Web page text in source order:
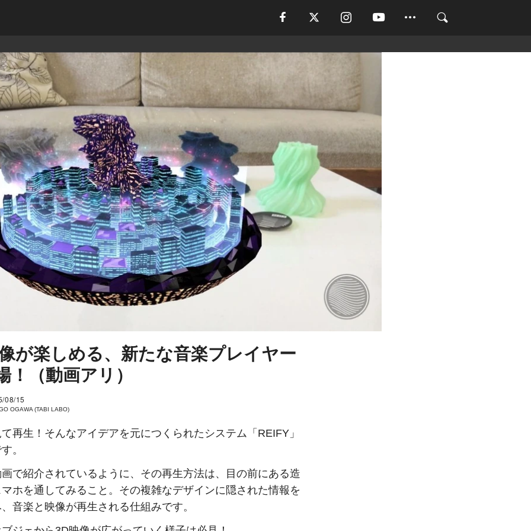
が楽しめる、新たな音楽プレイヤー
！（動画アリ）
08/15
OGAWA (TABI LABO)
再生！そんなアイデアを元につくられたシステム「REIFY」
。
で紹介されているように、その再生方法は、目の前にある造
ホを通してみること。その複雑なデザインに隠された情報を
音楽と映像が再生される仕組みです。